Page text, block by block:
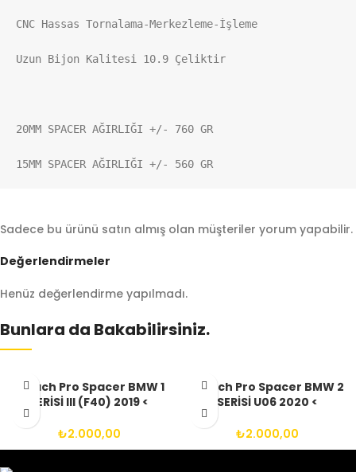
CNC Hassas Tornalama-Merkezleme-İşleme
Uzun Bijon Kalitesi 10.9 Çeliktir
20MM SPACER AĞIRLIĞI +/- 760 GR
15MM SPACER AĞIRLIĞI +/- 560 GR
Değerlendirmeler
Henüz değerlendirme yapılmadı.
Sadece bu ürünü satın almış olan müşteriler yorum yapabilir.
Bunlara da Bakabilirsiniz.
Aibach Pro Spacer BMW 1
SERİSİ III (F40) 2019 <
2025(ARASI) 5X112 66.6
14X1.25 BIJON
₺2.000,00
Aibach Pro Spacer BMW 2
SERİSİ U06 2020 <
2025(ARASI) 5X112 66.6
14X1.25 BIJON
₺2.000,00